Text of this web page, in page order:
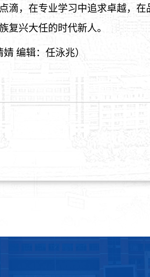
滴，在专业学习中追求卓越，
复兴大任的时代新人。
婧 编辑：任泳兆）